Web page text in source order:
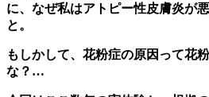
に、なぜ私はアトピー性皮膚炎が
と。
もしかして、花粉症の原因って花
な？ …